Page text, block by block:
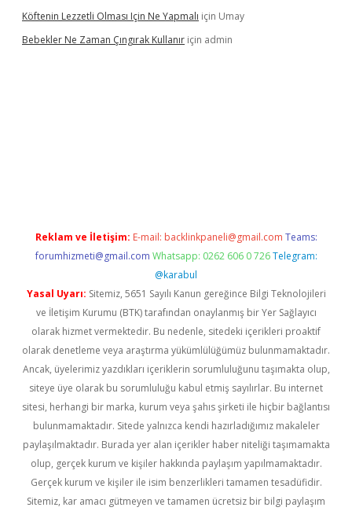
Köftenin Lezzetli Olması Için Ne Yapmalı için Umay
Bebekler Ne Zaman Çıngırak Kullanır için admin
Reklam ve İletişim: E-mail: backlinkpaneli@gmail.com Teams:
forumhizmeti@gmail.com Whatsapp: 0262 606 0 726 Telegram:
@karabul
Yasal Uyarı: Sitemiz, 5651 Sayılı Kanun gereğince Bilgi Teknolojileri
ve İletişim Kurumu (BTK) tarafından onaylanmış bir Yer Sağlayıcı
olarak hizmet vermektedir. Bu nedenle, sitedeki içerikleri proaktif
olarak denetleme veya araştırma yükümlülüğümüz bulunmamaktadır.
Ancak, üyelerimiz yazdıkları içeriklerin sorumluluğunu taşımakta olup,
siteye üye olarak bu sorumluluğu kabul etmiş sayılırlar. Bu internet
sitesi, herhangi bir marka, kurum veya şahıs şirketi ile hiçbir bağlantısı
bulunmamaktadır. Sitede yalnızca kendi hazırladığımız makaleler
paylaşılmaktadır. Burada yer alan içerikler haber niteliği taşımamakta
olup, gerçek kurum ve kişiler hakkında paylaşım yapılmamaktadır.
Gerçek kurum ve kişiler ile isim benzerlikleri tamamen tesadüfidir.
Sitemiz, kar amacı gütmeyen ve tamamen ücretsiz bir bilgi paylaşım